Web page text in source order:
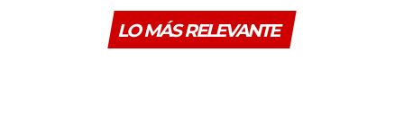
LO MÁS RELEVANTE